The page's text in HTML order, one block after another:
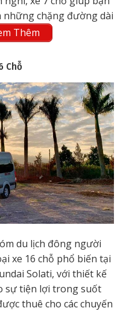
những chặng đường dài
Thêm
Chỗ
du lịch đông người
xe 16 chỗ phổ biến tại
Solati, với thiết kế
sự tiện lợi trong suốt
thuê cho các chuyến